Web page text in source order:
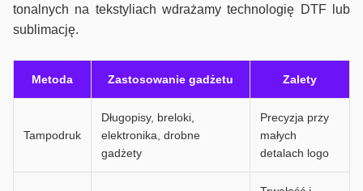
tonalnych na tekstyliach wdrażamy technologię DTF lub
sublimację.
Metoda Zastosowanie gadżetu Zalety
Tampodruk
Długopisy, breloki,
elektronika, drobne
gadżety
Precyzja przy
małych
detalach logo